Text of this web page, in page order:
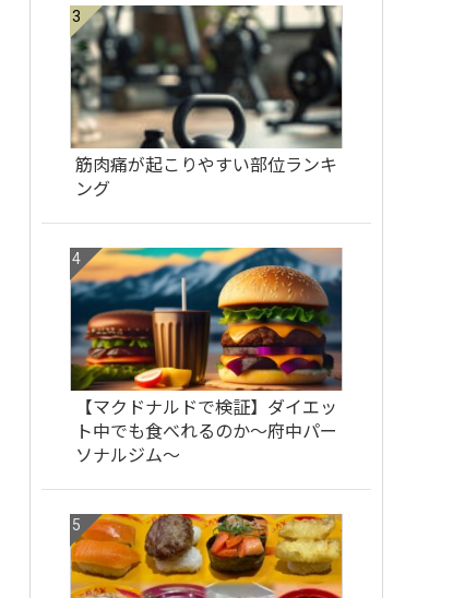
筋肉痛が起こりやすい部位ランキ
ング
【マクドナルドで検証】ダイエッ
ト中でも食べれるのか〜府中パー
ソナルジム〜